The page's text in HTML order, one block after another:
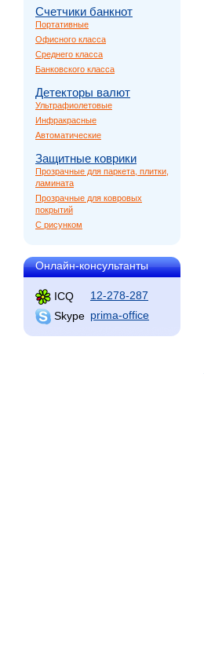
Счетчики банкнот
Портативные
Офисного класса
Среднего класса
Банковского класса
Детекторы валют
Ультрафиолетовые
Инфракрасные
Автоматические
Защитные коврики
Прозрачные для паркета, плитки,
ламината
Прозрачные для ковровых
покрытий
С рисунком
Онлайн-консультанты
ICQ
12-278-287
Skype prima-office